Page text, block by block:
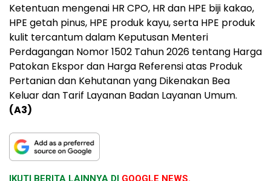
Ketentuan mengenai HR CPO, HR dan HPE biji kakao,
HPE getah pinus, HPE produk kayu, serta HPE produk
kulit tercantum dalam Keputusan Menteri
Perdagangan Nomor 1502 Tahun 2026 tentang Harga
Patokan Ekspor dan Harga Referensi atas Produk
Pertanian dan Kehutanan yang Dikenakan Bea
Keluar dan Tarif Layanan Badan Layanan Umum.
(A3)
IKUTI BERITA LAINNYA DI GOOGLE NEWS.